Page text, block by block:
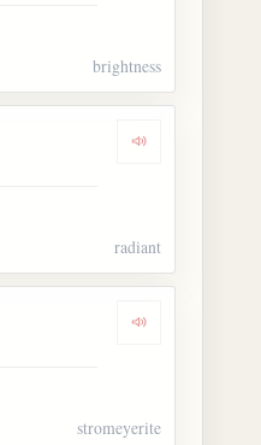
brightness
Dengarkan
radiant
Dengarkan
stromeyerite